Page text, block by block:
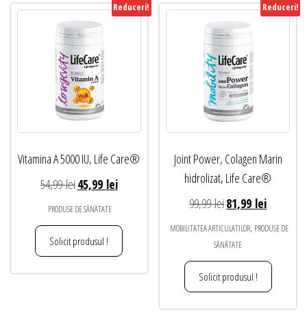
Reduceri!
Vitamina A 5000 IU, Life Care®
54,99leiPrețul
inițial
a
fost:
54,99 lei.
45,99 leiPrețul
este:
PRODUSE DE SĂNĂTATE
Solicit produsul !
Reduceri!
Joint Power, Colagen Marin
hidrolizat, Life Care®
99,99leiPrețul
inițial
a
fost:
99,99 lei.
81,99 leiPrețul
curent
81,99 lei.
MOBILITATEA ARTICULATILOR, PRODUSE DE
SĂNĂTATE
Solicit produsul !